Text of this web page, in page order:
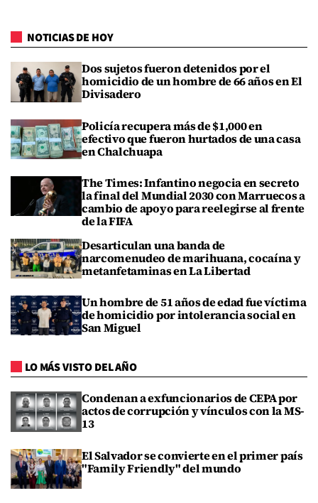
NOTICIAS DE HOY
Dos sujetos fueron detenidos por el
homicidio de un hombre de 66 años en El
Divisadero
Policía recupera más de $1,000 en
efectivo que fueron hurtados de una casa
en Chalchuapa
The Times: Infantino negocia en secreto
la final del Mundial 2030 con Marruecos a
cambio de apoyo para reelegirse al frente
de la FIFA
Desarticulan una banda de
narcomenudeo de marihuana, cocaína y
metanfetaminas en La Libertad
Un hombre de 51 años de edad fue víctima
de homicidio por intolerancia social en
San Miguel
LO MÁS VISTO DEL AÑO
Condenan a exfuncionarios de CEPA por
actos de corrupción y vínculos con la MS-
13
El Salvador se convierte en el primer país
"Family Friendly" del mundo